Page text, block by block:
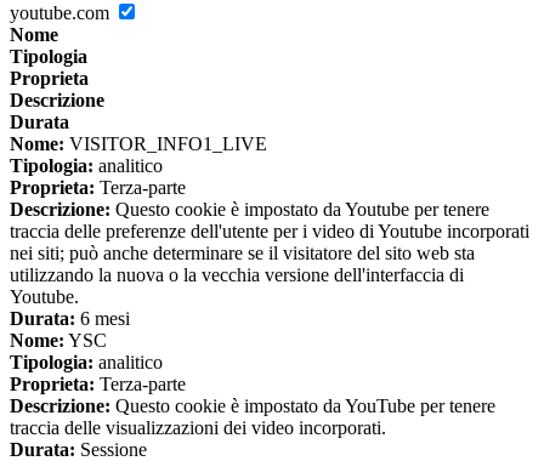
youtube.com
Nome
Tipologia
Proprieta
Descrizione
Durata
Nome: VISITOR_INFO1_LIVE
Tipologia: analitico
Proprieta: Terza-parte
Descrizione: Questo cookie è impostato da Youtube per tenere
traccia delle preferenze dell'utente per i video di Youtube incorporati
nei siti; può anche determinare se il visitatore del sito web sta
utilizzando la nuova o la vecchia versione dell'interfaccia di
Youtube.
Durata: 6 mesi
Nome: YSC
Tipologia: analitico
Proprieta: Terza-parte
Descrizione: Questo cookie è impostato da YouTube per tenere
traccia delle visualizzazioni dei video incorporati.
Durata: Sessione